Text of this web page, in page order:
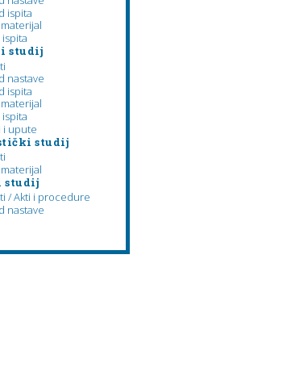
ispita
studij
nastave
ispita
i upute
studij
studij
/ Akti i procedure
nastave